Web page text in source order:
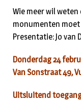
Wie meer wil
monumenten moet
Presentatie: Jo van
Donderdag 24
Van Sonstraat 49,
Uitsluitend